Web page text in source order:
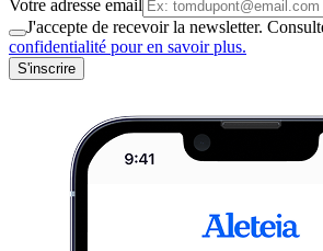
Votre adresse email
J'accepte de recevoir la newsletter.
confidentialité pour en savoir plus.
S'inscrire